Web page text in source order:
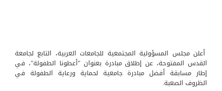
أعلن مجلس المسؤولية المجتمعية للجامعات العربية، التابع لجامعة
القدس المفتوحة، عن إطلاق مبادرة بعنوان "أعطونا الطفولة"، في
إطار مسابقة أفضل مبادرة جامعية لحماية ورعاية الطفولة في
الظروف الصعبة.